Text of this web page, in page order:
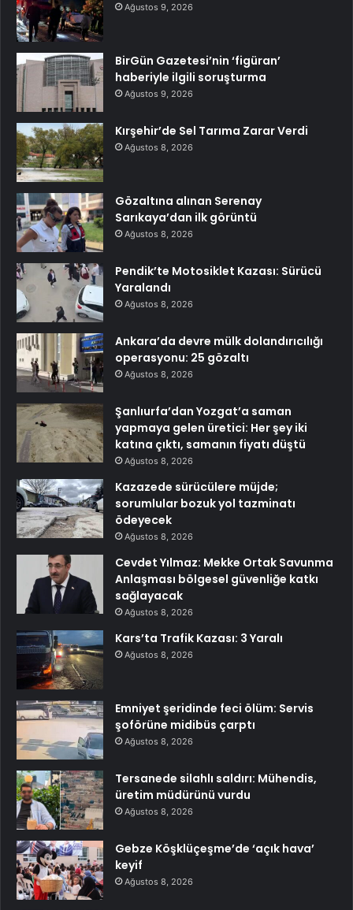
Ağustos 9, 2026
BirGün Gazetesi’nin ‘figüran’
haberiyle ilgili soruşturma
Ağustos 9, 2026
Kırşehir’de Sel Tarıma Zarar Verdi
Ağustos 8, 2026
Gözaltına alınan Serenay
Sarıkaya’dan ilk görüntü
Ağustos 8, 2026
Pendik’te Motosiklet Kazası: Sürücü
Yaralandı
Ağustos 8, 2026
Ankara’da devre mülk dolandırıcılığı
operasyonu: 25 gözaltı
Ağustos 8, 2026
Şanlıurfa’dan Yozgat’a saman
yapmaya gelen üretici: Her şey iki
katına çıktı, samanın fiyatı düştü
Ağustos 8, 2026
Kazazede sürücülere müjde;
sorumlular bozuk yol tazminatı
ödeyecek
Ağustos 8, 2026
Cevdet Yılmaz: Mekke Ortak Savunma
Anlaşması bölgesel güvenliğe katkı
sağlayacak
Ağustos 8, 2026
Kars’ta Trafik Kazası: 3 Yaralı
Ağustos 8, 2026
Emniyet şeridinde feci ölüm: Servis
şoförüne midibüs çarptı
Ağustos 8, 2026
Tersanede silahlı saldırı: Mühendis,
üretim müdürünü vurdu
Ağustos 8, 2026
Gebze Köşklüçeşme’de ‘açık hava’
keyif
Ağustos 8, 2026